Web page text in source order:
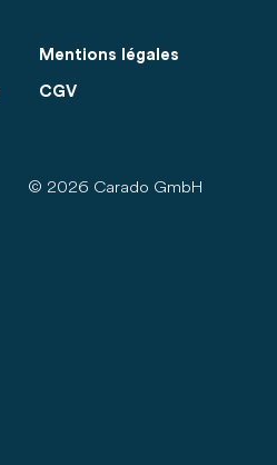
Mentions légales
CGV
© 2026 Carado GmbH